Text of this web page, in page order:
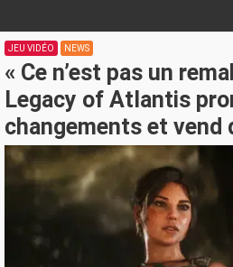
JEU VIDÉO NEWS
« Ce n’est pas un
Legacy of Atlantis
changements et vend